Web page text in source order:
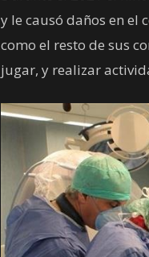
y le causó daños en el
como el resto de sus
jugar, y realizar